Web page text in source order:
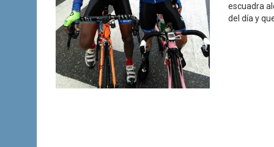
escuadra
del día y